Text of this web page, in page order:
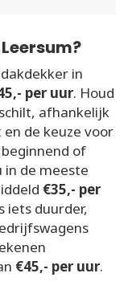
in
per uur. Houd
afhankelijk
de keuze voor
of
in de meeste
€35,- per
iets duurder,
€45,- per uur.